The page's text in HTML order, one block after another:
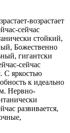
возрастает
сейчас
стойкий,
Божественно
гигантски
сейчас
С яркостью
к идеально
Нервно-
развивается,